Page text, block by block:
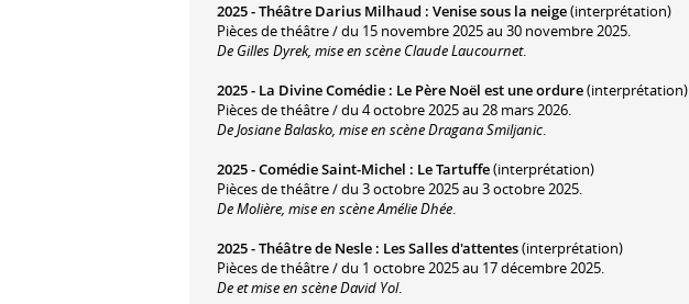
2025 -Théâtre Darius Milhaud : Venise sous la neige(interprétation)
Pièces de théâtre / du 15 novembre 2025 au 30 novembre 2025.
De Gilles Dyrek, mise en scène Claude Laucournet.
2025 - La Divine Comédie : Le Père Noël est une ordure(interprétation)
Pièces de théâtre / du 4 octobre 2025 au 28 mars 2026.
De Josiane Balasko, mise en scène Dragana Smiljanic.
2025 -Comédie Saint-Michel : Le Tartuffe(interprétation)
Pièces de théâtre / du 3 octobre 2025 au 3 octobre 2025.
De Molière, mise en scène Amélie Dhée.
2025 -Théâtre de Nesle : Les Salles d'attentes(interprétation)
Pièces de théâtre / du 1 octobre 2025 au 17 décembre 2025.
De et mise en scène David Yol.